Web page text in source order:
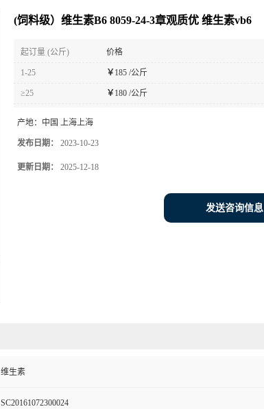
(饲料级）维生素B6 8059-24-3章观质优 维生素vb6
起订量 (公斤) 价格
1-25 ￥ 185 /公斤
≥25 ￥ 180 /公斤
产地： 中国 上海上海
发布日期： 2023-10-23
更新日期： 2025-12-18
发送咨询信息
维生素
SC20161072300024